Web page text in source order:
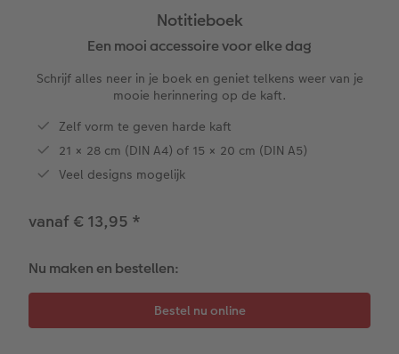
XXL Liggend
Compact Liggend
Compact Vierkant
Kids
Papiersoorten
Mogelijkheden
Square prints
Fine art prints
Mini prints
Foto in lijst
Premium poster
Fotostickers
Foto op galerijprint
Foto op forex
Foto op hout
Foto op hexxas
Meerluik
Alle extra's
Fineline wandkalender
Om op te schrijven
Met designs
Alle extra's
Textiel
Fotomagneten
Telefoonhoesjes
Fotogeschenkbox
CEWE Cadeaubon
Cadeautips
Trouwkaarten
Babykaarten
Verjaardagskaarten
Communiekaarten
Alle thema's
Huwelijk
Huisdieren
Woondecoratietips
Fotoboektips
Fotografietips
Webinars
Cadeaus voor kinderen
Cadeaus voor dieren
Duurzamere cadeaus
Notitieboek
Een mooi accessoire voor elke dag
Schrijf alles neer in je boek en geniet telkens weer van je
mooie herinnering op de kaft.
Zelf vorm te geven harde kaft
21 × 28 cm (DIN A4) of 15 × 20 cm (DIN A5)
Veel designs mogelijk
vanaf € 13,95 *
Nu maken en bestellen: